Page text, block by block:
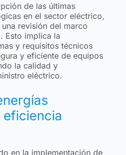
de las últimas
en el sector eléctrico,
revisión del marco
Esto implica la
y requisitos técnicos
y eficiente de equipos
la calidad y
eléctrico.
en la implementación de